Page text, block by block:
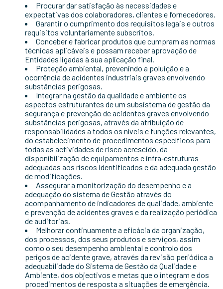
Procurar dar satisfação às necessidades e
expectativas dos colaboradores, clientes e fornecedores.
Garantir o cumprimento dos requisitos legais e outros
requisitos voluntariamente subscritos.
Conceber e fabricar produtos que cumpram as normas
técnicas aplicáveis e possam receber aprovação de
Entidades ligadas à sua aplicação final.
Proteção ambiental, prevenindo a poluição e a
ocorrência de acidentes industriais graves envolvendo
substâncias perigosas.
Integrar na gestão da qualidade e ambiente os
aspectos estruturantes de um subsistema de gestão da
segurança e prevenção de acidentes graves envolvendo
substâncias perigosas, através da atribuição de
responsabilidades a todos os níveis e funções relevantes,
do estabelecimento de procedimentos específicos para
todas as actividades de risco acrescido, da
disponibilização de equipamentos e infra‑estruturas
adequadas aos riscos identificados e da adequada gestão
de modificações.
Assegurar a monitorização do desempenho e a
adequação do sistema de Gestão através do
acompanhamento de indicadores de qualidade, ambiente
e prevenção de acidentes graves e da realização periódica
de auditorias.
Melhorar continuamente a eficácia da organização,
dos processos, dos seus produtos e serviços, assim
como o seu desempenho ambiental e controlo dos
perigos de acidente grave, através da revisão periódica a
adequabilidade do Sistema de Gestão da Qualidade e
Ambiente, dos objectivos e metas que o integram e dos
procedimentos de resposta a situações de emergência.